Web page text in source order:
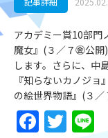
アカデミー賞10部門
魔女』(３／７㊎公
します。さらに、中
『知らないカノジ
の絵世界物語』(３／